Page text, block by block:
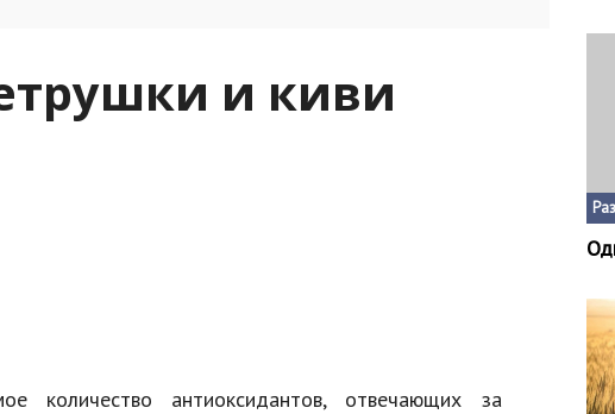
и киви
количество антиоксидантов, отвечающих за